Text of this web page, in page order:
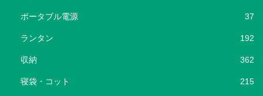
ポータブル電源 37
ランタン 192
収納 362
寝袋・コット 215